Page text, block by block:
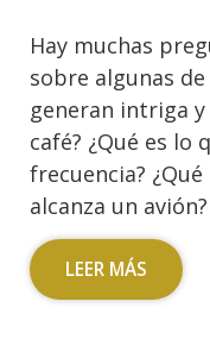
Hay muchas
sobre algunas
generan intriga
café? ¿Qué es lo
frecuencia?
alcanza un
LEER MÁS